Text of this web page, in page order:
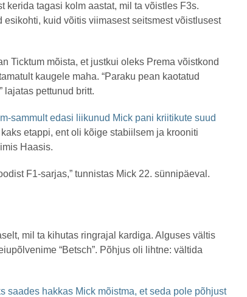
tagasi kolm aastat, mil ta võistles F3s.
kuid võitis viimasest seitsmest võistlusest
Ticktum mõista, et justkui oleks Prema võistkond
kaugele maha. “Paraku pean kaotatud
lajatas pettunud britt.
sammult edasi liikunud Mick pani kriitikute suud
etappi, ent oli kõige stabiilsem ja krooniti
Haasis.
F1-sarjas,” tunnistas Mick 22. sünnipäeval.
mil ta kihutas ringrajal kardiga. Alguses vältis
“Betsch”. Põhjus oli lihtne: vältida
saades hakkas Mick mõistma, et seda pole põhjust